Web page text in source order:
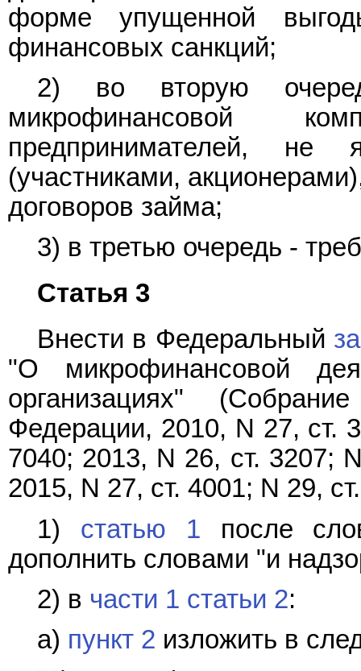
форме упущенной
финансовых санкций;
2) во вторую
микрофинансовой
предпринимателей, не
(участниками,
договоров займа;
3) в третью очередь -
Статья 3
Внести в Федеральный
"О микрофинансовой
организациях"
Федерации, 2010, N 27, ст.
7040; 2013, N 26, ст. 3207;
2015, N 27, ст. 4001; N 29,
1) статью 1 после
дополнить словами "и
2) в части 1 статьи 2:
а) пункт 2 изложить в